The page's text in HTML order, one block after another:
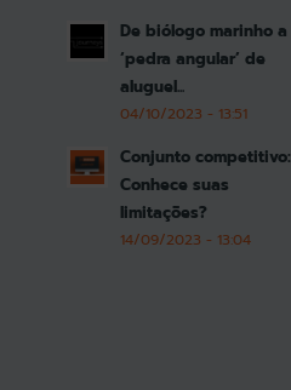
De biólogo marinho a
‘pedra angular’ de
aluguel...
04/10/2023 - 13:51
Conjunto competitivo:
Conhece suas
limitações?
14/09/2023 - 13:04